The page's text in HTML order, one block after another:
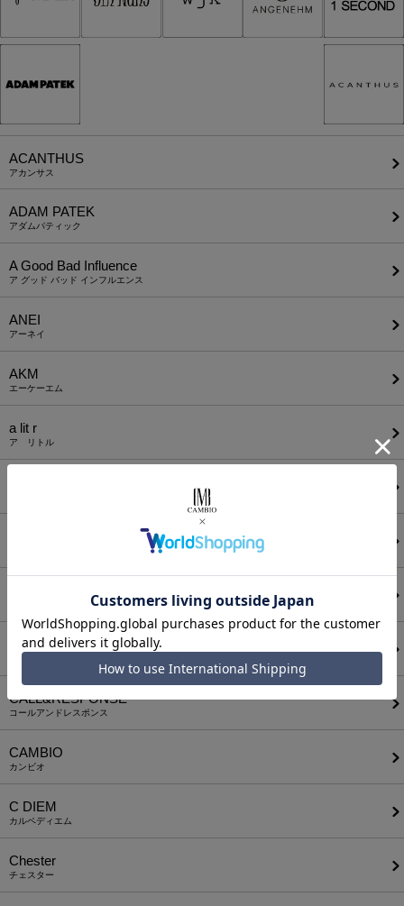
ACANTHUS
アカンサス
ADAM PATEK
アダムパティック
A Good Bad Influence
ア グッド バッド インフルエンス
ANEI
アーネイ
AKM
エーケーエム
a lit r
ア リトル
BODYSONG.
CALL&RESPONSE
コールアンドレスポンス
CAMBIO
カンビオ
C DIEM
カルペディエム
Chester
チェスター